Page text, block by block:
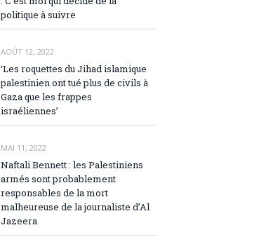
politique à suivre
AOÛT 12, 2022
‘Les roquettes du Jihad islamique
palestinien ont tué plus de civils à
Gaza que les frappes
israéliennes’
MAI 11, 2022
Naftali Bennett : les Palestiniens
armés sont probablement
responsables de la mort
malheureuse de la journaliste d’Al
Jazeera